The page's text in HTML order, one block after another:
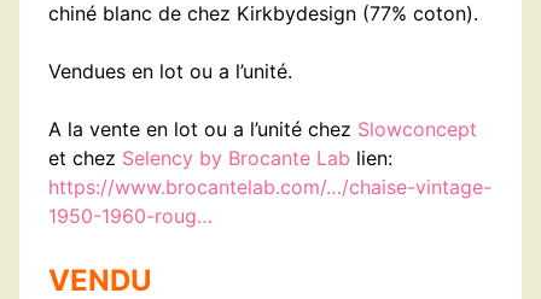
chiné blanc de chez Kirkbydesign (77% coton).
Vendues en lot ou a l’unité.
A la vente en lot ou a l’unité chez Slowconcept
et chez Selency by Brocante Lab lien:
https://www.brocantelab.com/…/chaise-vintage-
1950-1960-roug…
VENDU